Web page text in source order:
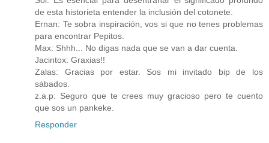
de esta historieta entender la inclusión del cotonete.
Ernan: Te sobra inspiración, vos si que no tenes problemas
para encontrar Pepitos.
Max: Shhh... No digas nada que se van a dar cuenta.
Jacintox: Graxias!!
Zalas: Gracias por estar. Sos mi invitado bip de los
sábados.
z.a.p: Seguro que te crees muy gracioso pero te cuento
que sos un pankeke.
Responder